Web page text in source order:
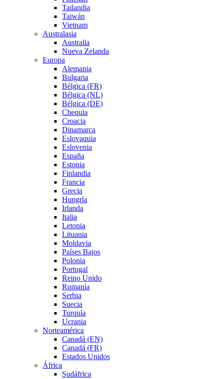
Tailandia
Taiwán
Vietnam
Australasia
Australia
Nueva Zelanda
Europa
Alemania
Bulgaria
Bélgica (FR)
Bélgica (NL)
Bélgica (DE)
Chequia
Croacia
Dinamarca
Eslovaquia
Eslovenia
España
Estonia
Finlandia
Francia
Grecia
Hungría
Irlanda
Italia
Letonia
Lituania
Moldavia
Países Bajos
Polonia
Portugal
Reino Unido
Rumanía
Serbia
Suecia
Turquía
Ucrania
Norteamérica
Canadá (EN)
Canadá (FR)
Estados Unidos
África
Sudáfrica